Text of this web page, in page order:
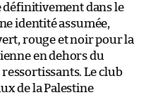
définitivement dans le
identité assumée,
rouge et noir pour la
en dehors du
Le club
de la Palestine